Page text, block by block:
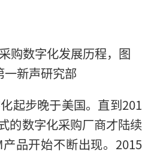
购数字化发展历程，图
一新声研究部
起步晚于美国。直到201
的数字化采购厂商才陆续
品开始不断出现。2015